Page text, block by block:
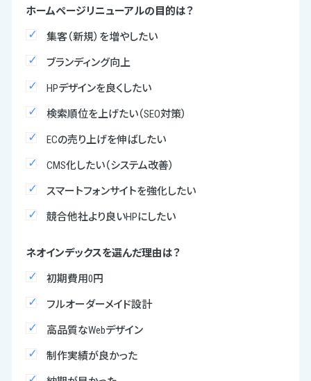
ホームページリニューアルの目的は？
集客（新規）を増やしたい
ブランディング向上
HPデザインを良くしたい
検索順位を上げたい（SEO対策）
ECの売り上げを伸ばしたい
CMS化したい（システム改善）
スマートフォンサイトを強化したい
競合他社より良いHPにしたい
ネオインデックスを選んだ理由は？
初期費用0円
フルオーダーメイド設計
高品質なWebデザイン
制作実績が良かった